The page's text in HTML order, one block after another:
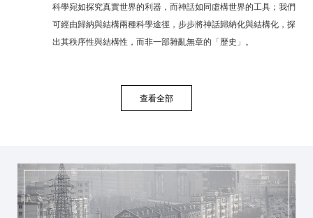
科學宛如探究真實世界的利器，而神話如同虛構世界的工具；我們
可經由歸納與結構兩種科學途徑，步步將神話歸納化與結構化，探
出其秩序性與結構性，而非一部雜亂無章的「歷史」。
查看全部